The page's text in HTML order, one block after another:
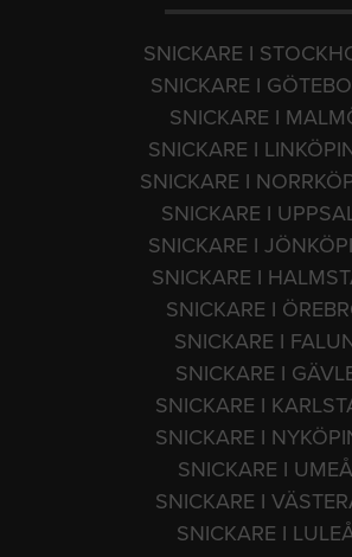
SNICKARE I
SNICKARE I
SNICKARE I
SNICKARE I
SNICKARE I
SNICKARE I
SNICKARE I
SNICKARE I
SNICKARE I
SNICKARE I
SNICKARE I
SNICKARE I
SNICKARE I
SNICKARE I UMEÅ
SNICKARE I
SNICKARE I